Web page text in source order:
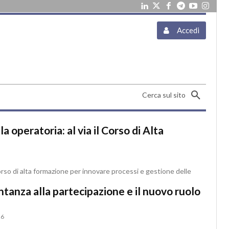
Accedi
Cerca sul sito
operatoria: al via il Corso di Alta
di alta formazione per innovare processi e gestione delle
alla partecipazione e il nuovo ruolo